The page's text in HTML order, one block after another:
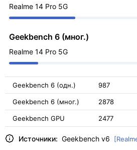
Realme 14 Pro 5G
Geekbench 6 (мног.)
Realme 14 Pro 5G
Geekbench 6 (одн.) 987
Geekbench 6 (мног.) 2878
Geekbench GPU 2477
Источники: Geekbench v6